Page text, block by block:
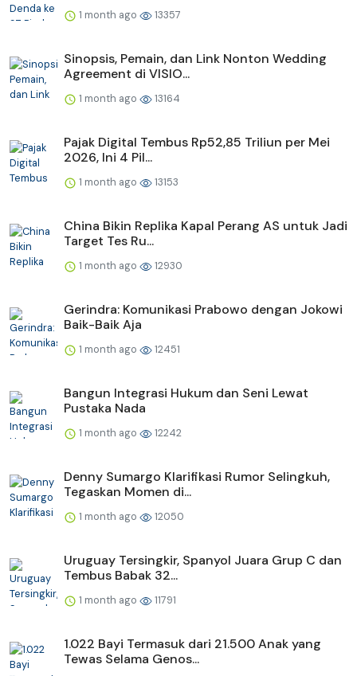
1 month ago 13357
Sinopsis, Pemain, dan Link Nonton Wedding
Agreement di VISIO...
1 month ago 13164
Pajak Digital Tembus Rp52,85 Triliun per Mei
2026, Ini 4 Pil...
1 month ago 13153
China Bikin Replika Kapal Perang AS untuk Jadi
Target Tes Ru...
1 month ago 12930
Gerindra: Komunikasi Prabowo dengan Jokowi
Baik-Baik Aja
1 month ago 12451
Bangun Integrasi Hukum dan Seni Lewat
Pustaka Nada
1 month ago 12242
Denny Sumargo Klarifikasi Rumor Selingkuh,
Tegaskan Momen di...
1 month ago 12050
Uruguay Tersingkir, Spanyol Juara Grup C dan
Tembus Babak 32...
1 month ago 11791
1.022 Bayi Termasuk dari 21.500 Anak yang
Tewas Selama Genos...